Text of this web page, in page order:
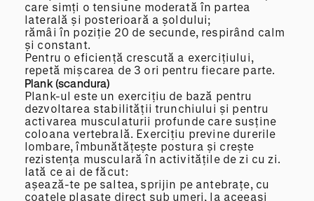
care simți o tensiune moderată în partea
laterală și posterioară a șoldului;
rămâi în poziție 20 de secunde, respirând calm
și constant.
Pentru o eficiență crescută a exercițiului,
repetă mișcarea de 3 ori pentru fiecare parte.
Plank (scandura)
Plank-ul este un exercițiu de bază pentru
dezvoltarea stabilității trunchiului și pentru
activarea musculaturii profunde care susține
coloana vertebrală. Exercițiu previne durerile
lombare, îmbunătățește postura și crește
rezistența musculară în activitățile de zi cu zi.
Iată ce ai de făcut:
așează-te pe saltea, sprijin pe antebrațe, cu
coatele plasate direct sub umeri, la aceeași